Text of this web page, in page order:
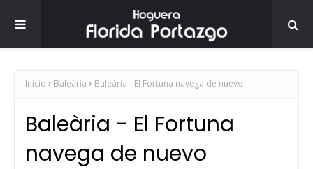
Inicio Baleària Baleària - El Fortuna navega de nuevo
Baleària - El Fortuna
navega de nuevo